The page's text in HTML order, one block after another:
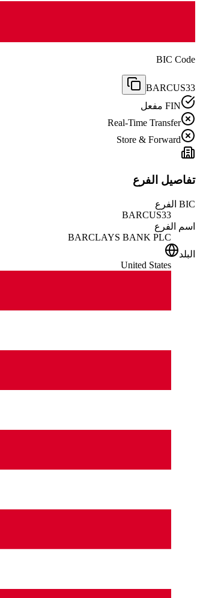
BIC Code
BARCUS33
FIN مفعل
Real-Time Transfer
Store & Forward
تفاصيل الفرع
BIC الفرع
BARCUS33
اسم الفرع
BARCLAYS BANK PLC
البلد
United States